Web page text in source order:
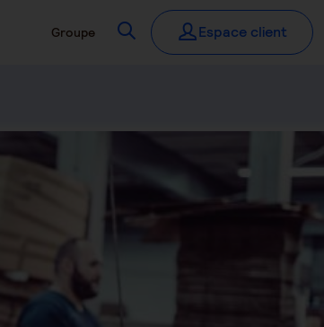
Groupe Recherchez Espace client